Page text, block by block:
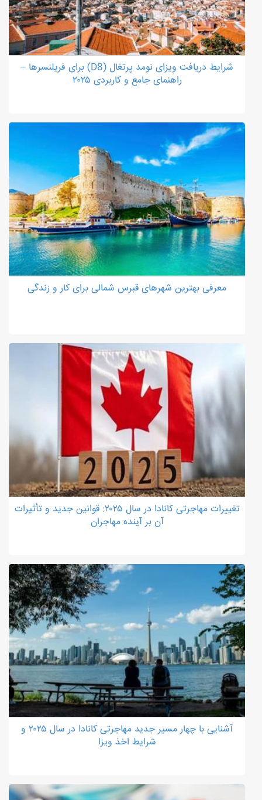
شرایط دریافت ویزای نومد پرتغال (D8) برای فریلنسرها –
راهنمای جامع و کاربردی ۲۰۲۵
معرفی بهترین شهرهای قبرس شمالی برای کار و زندگی
تغییرات مهاجرتی کانادا در سال ۲۰۲۵: قوانین جدید و تأثیرات
آن بر آینده مهاجران
آشنایی با چهار مسیر جدید مهاجرتی کانادا در سال ۲۰۲۵ و
شرایط اخذ ویزا